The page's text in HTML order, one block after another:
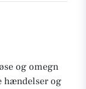
og omegn
hændelser og